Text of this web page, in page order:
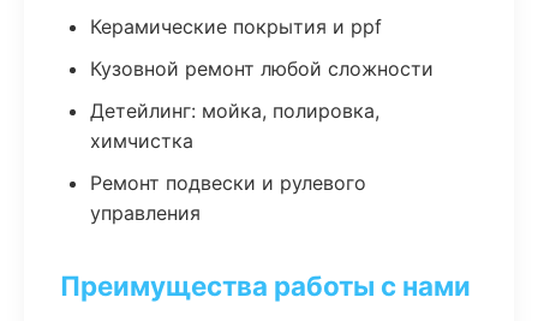
Керамические покрытия и ppf
Кузовной ремонт любой сложности
Детейлинг: мойка, полировка,
химчистка
Ремонт подвески и рулевого
управления
Преимущества работы с нами